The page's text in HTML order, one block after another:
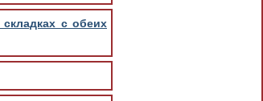
с обеих